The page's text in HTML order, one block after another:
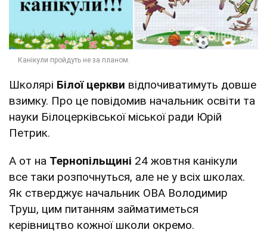
Школярі Білої церкви відпочиватимуть довше
взимку. Про це повідомив начальник освіти та
науки Білоцерківської міської ради Юрій
Петрик.
А от на Тернопільщині 24 жовтня канікули
все таки розпочнуться, але не у всіх школах.
Як стверджує начальник ОВА Володимир
Труш, цим питанням займатиметься
керівництво кожної школи окремо.